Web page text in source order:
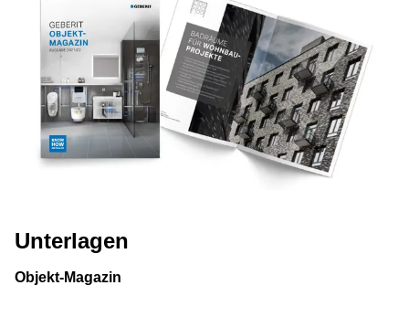
Unterlagen
Objekt-Magazin